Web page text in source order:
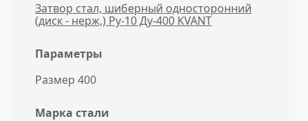
Затвор стал, шиберный односторонний
(диск - нерж,) Ру-10 Ду-400 KVANT
Параметры
Размер 400
Марка стали